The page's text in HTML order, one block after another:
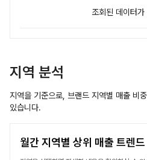
조회된 데이터가
지역 분석
지역을 기준으로, 브랜드 지역별 매출 비
있습니다.
월간 지역별 상위 매출 트렌드